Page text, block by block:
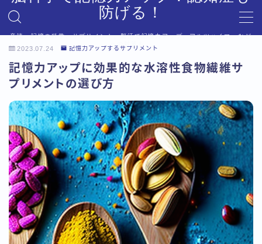
防げる！
音読、記憶の科学、サプリメント、脳活で記憶力アップ。アルツハイマーなど
プライバシーポリシー
利用規約／特定商取引法に基づく表記
利用規約／特定商取引法に基づく表記
有料記事の決済完了ページ
有料記事の決済完了ページ
運営者情報
2023.07.24 記憶力アップするサプリメント
記憶力アップに効果的な水溶性食物繊維サ
プリメントの選び方